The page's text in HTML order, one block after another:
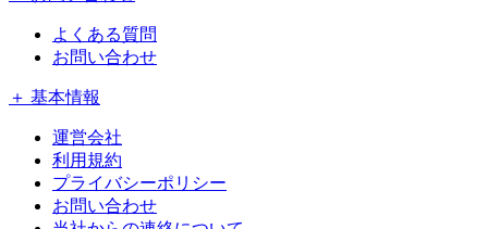
よくある質問
お問い合わせ
＋ 基本情報
運営会社
利用規約
プライバシーポリシー
お問い合わせ